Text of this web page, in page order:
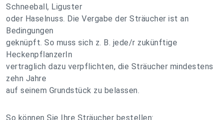
Schneeball, Liguster
oder Haselnuss. Die Vergabe der Sträucher ist an
Bedingungen
geknüpft. So muss sich z. B. jede/r zukünftige
HeckenpflanzerIn
vertraglich dazu verpflichten, die Sträucher mindestens
zehn Jahre
auf seinem Grundstück zu belassen.
So können Sie Ihre Sträucher bestellen: